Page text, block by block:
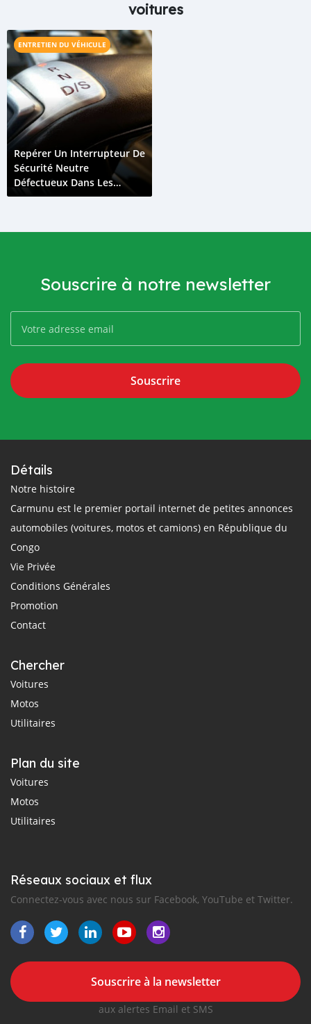
voitures
ENTRETIEN DU VÉHICULE
Repérer Un Interrupteur De
Sécurité Neutre
Défectueux Dans Les
Voitures
Souscrire à notre newsletter
Souscrire
Détails
Notre histoire
Carmunu est le premier portail internet de petites annonces
automobiles (voitures, motos et camions) en République du
Congo
Vie Privée
Conditions Générales
Promotion
Contact
Chercher
Voitures
Motos
Utilitaires
Plan du site
Voitures
Motos
Utilitaires
Réseaux sociaux et flux
Connectez-vous avec nous sur Facebook, YouTube et Twitter.
Souscrire à la newsletter
aux alertes Email et SMS